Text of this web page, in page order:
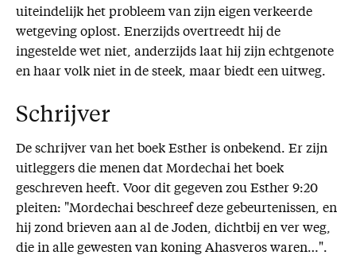
uiteindelijk het probleem van zijn eigen verkeerde
wetgeving oplost. Enerzijds overtreedt hij de
ingestelde wet niet, anderzijds laat hij zijn echtgenote
en haar volk niet in de steek, maar biedt een uitweg.
Schrijver
De schrijver van het boek Esther is onbekend. Er zijn
uitleggers die menen dat Mordechai het boek
geschreven heeft. Voor dit gegeven zou Esther 9:20
pleiten: "Mordechai beschreef deze gebeurtenissen, en
hij zond brieven aan al de Joden, dichtbij en ver weg,
die in alle gewesten van koning Ahasveros waren…".